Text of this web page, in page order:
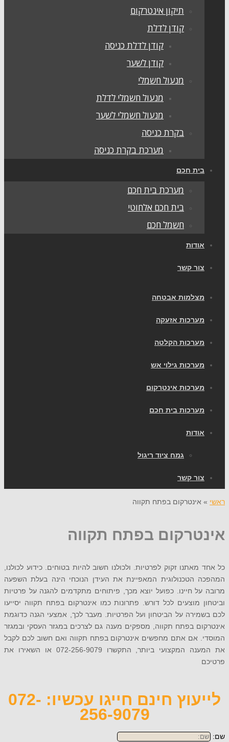
תיקון אינטרקום
קודן לדלת
קודן לדלת כניסה
קודן לשער
מנעול חשמלי
מנעול חשמלי לדלת
מנעול חשמלי לשער
בקרת כניסה
מערכת בקרת כניסה
חכם
מערכת בית חכם
בית חכם אלחוטי
חשמל חכם
קשר
אבטחה
אזעקה
הקלטה
גילוי אש
אינטרקום
בית חכם
גמח ציוד ריגול
קשר
אינטרקום בפתח תקווה
בפתח תקווה
זקוק לפרטיות. ולכולנו חשוב להיות בטוחים. כידוע לכולנו,
הטכנולוגית המאפיינת את העידן הנוכחי הינה בעלת השפעה
חיינו. כפועל יוצא מכך, פיתוחים מתקדמים להגנה על פרטיות
מוצעים לכל דורש. פתרונות כמו אינטרקום בפתח תקווה יסייעו
על הביטחון ועל הפרטיות. מעבר לכך, אמצעי הגנה כדוגמת
בפתח תקווה, מספקים מענה גם לצרכים במגזר העסקי ובמגזר
אם אתם מחפשים אינטרקום בפתח תקווה ואם חשוב לכם לקבל
את המענה המקצועי ביותר, התקשרו 072-256-9079 או השאירו את
לייעוץ חינם חייגו עכשיו: 072-
256-9079